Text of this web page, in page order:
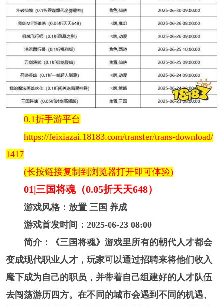
0.1折手游平台
https://feixiazai.18183.com/transfer/trans-download/
1417
(长按链接复制到浏览器打开即可体验)
01|三国将魂（0.05折天天648）
游戏风格：放置 三国 养成
游戏首发时间：2025-06-23 08:00
简介：《三国将魂》游戏里所有的朝代人才都会
变成现代职业人才，玩家可以通过招聘来将他们收入
麾下成为自己的职员，并带着自己组建好的人才队伍
去闯荡游历四方。在不同的城市会遇到不同的机遇、